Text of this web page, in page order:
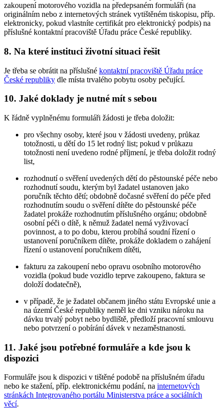
zakoupení motorového vozidla na předepsaném formuláři (na
originálním nebo z internetových stránek vytištěném tiskopisu, příp.
elektronicky, pokud vlastníte certifikát pro elektronický podpis) na
příslušné kontaktní pracoviště Úřadu práce České republiky.
8. Na které instituci životní situaci řešit
Je třeba se obrátit na příslušné kontaktní pracoviště Úřadu práce
České republiky dle místa trvalého pobytu osoby pečující.
10. Jaké doklady je nutné mít s sebou
K řádně vyplněnému formuláři žádosti je třeba doložit:
pro všechny osoby, které jsou v žádosti uvedeny, průkaz
totožnosti, u dětí do 15 let rodný list; pokud v průkazu
totožnosti není uvedeno rodné příjmení, je třeba doložit rodný
list,
rozhodnutí o svěření uvedených dětí do pěstounské péče nebo
rozhodnutí soudu, kterým byl žadatel ustanoven jako
poručník těchto dětí; obdobně dočasné svěření do péče před
rozhodnutím soudu o svěření dítěte do pěstounské péče
žadatel prokáže rozhodnutím příslušného orgánu; obdobně
osobní péči o dítě, k němuž žadatel nemá vyživovací
povinnost, a to po dobu, kterou probíhá soudní řízení o
ustanovení poručníkem dítěte, prokáže dokladem o zahájení
řízení o ustanovení poručníkem dítěti,
fakturu za zakoupení nebo opravu osobního motorového
vozidla (pokud bude vozidlo teprve zakoupeno, faktura se
doloží dodatečně),
v případě, že je žadatel občanem jiného státu Evropské unie a
na území České republiky neměl ke dni vzniku nároku na
dávku trvalý pobyt nebo bydliště, předloží pracovní smlouvu
nebo potvrzení o pobírání dávek v nezaměstnanosti.
11. Jaké jsou potřebné formuláře a kde jsou k
dispozici
Formuláře jsou k dispozici v tištěné podobě na příslušném úřadu
nebo ke stažení, příp. elektronickému podání, na internetových
stránkách Integrovaného portálu Ministerstva práce a sociálních
věcí.